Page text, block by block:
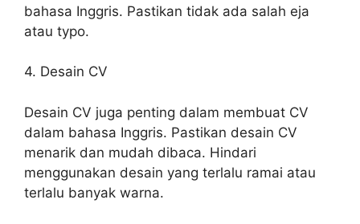
bahasa Inggris. Pastikan tidak ada salah eja
atau typo.
4. Desain CV
Desain CV juga penting dalam membuat CV
dalam bahasa Inggris. Pastikan desain CV
menarik dan mudah dibaca. Hindari
menggunakan desain yang terlalu ramai atau
terlalu banyak warna.